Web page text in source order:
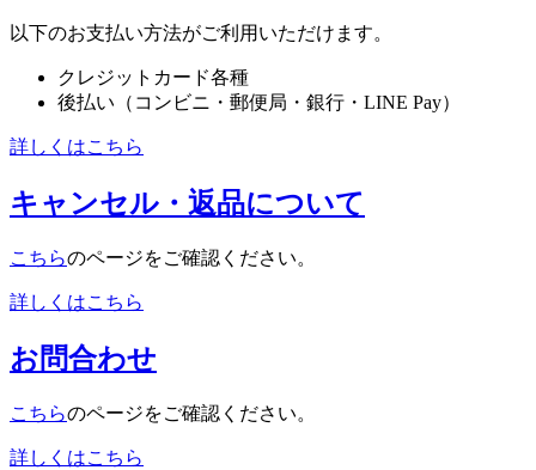
以下のお支払い方法がご利用いただけます。
クレジットカード各種
後払い（コンビニ・郵便局・銀行・LINE Pay）
詳しくはこちら
キャンセル・返品について
こちらのページをご確認ください。
詳しくはこちら
お問合わせ
こちらのページをご確認ください。
詳しくはこちら